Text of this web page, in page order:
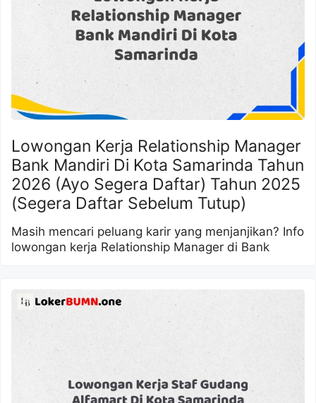
Lowongan Kerja Relationship Manager
Bank Mandiri Di Kota Samarinda Tahun
2026 (Ayo Segera Daftar) Tahun 2025
(Segera Daftar Sebelum Tutup)
Masih mencari peluang karir yang menjanjikan? Info
lowongan kerja Relationship Manager di Bank